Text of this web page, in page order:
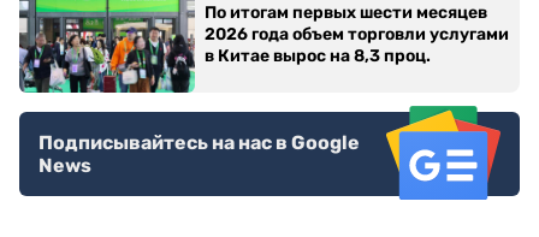
По итогам первых шести месяцев
2026 года объем торговли услугами
в Китае вырос на 8,3 проц.
Подписывайтесь на нас в Google
News